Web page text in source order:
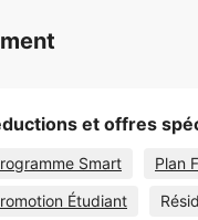
et offres
Smart
Plan
Étudiant